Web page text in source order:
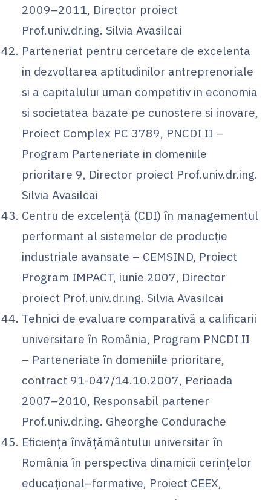
2009–2011, Director proiect
Prof.univ.dr.ing. Silvia Avasilcai
Parteneriat pentru cercetare de excelenta
in dezvoltarea aptitudinilor antreprenoriale
si a capitalului uman competitiv in economia
si societatea bazate pe cunostere si inovare,
Proiect Complex PC 3789, PNCDI II –
Program Parteneriate in domeniile
prioritare 9, Director proiect Prof.univ.dr.ing.
Silvia Avasilcai
Centru de excelenţă (CDI) în managementul
performant al sistemelor de producţie
industriale avansate – CEMSIND, Proiect
Program IMPACT, iunie 2007, Director
proiect Prof.univ.dr.ing. Silvia Avasilcai
Tehnici de evaluare comparativă a calificarii
universitare în România, Program PNCDI II
– Parteneriate în domeniile prioritare,
contract 91-047/14.10.2007, Perioada
2007–2010, Responsabil partener
Prof.univ.dr.ing. Gheorghe Condurache
Eficienţa învăţământului universitar în
România în perspectiva dinamicii cerinţelor
educaţional–formative, Proiect CEEX,